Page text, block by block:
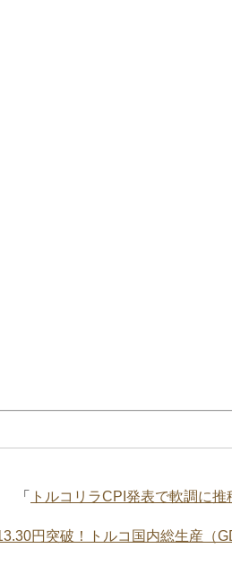
「 トルコリラCPI発表で軟調に
円突破！トルコ国内総生産（